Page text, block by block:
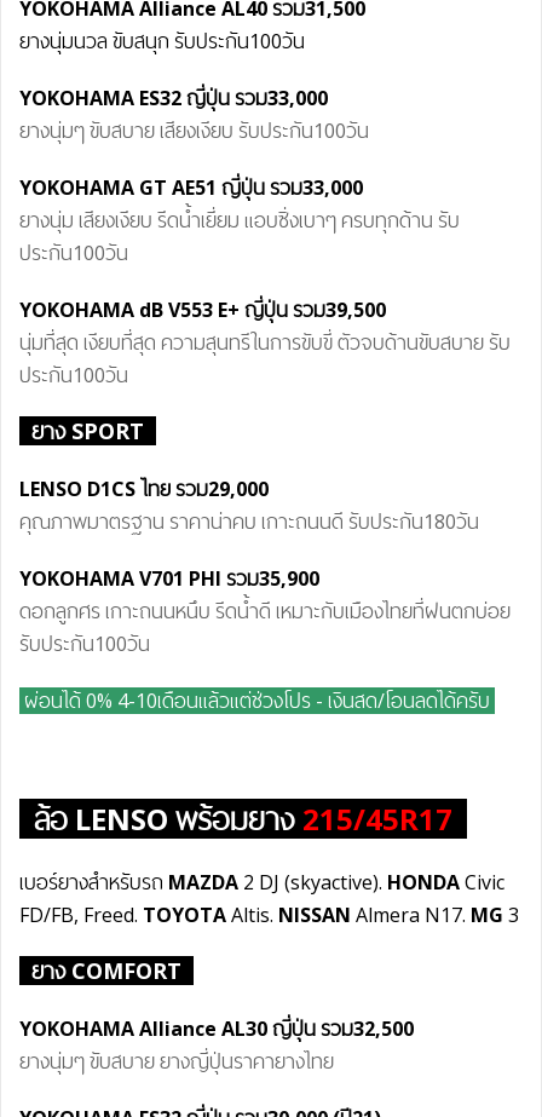
YOKOHAMA Alliance AL40รวม31,500
ยางนุ่มนวล ขับสนุก รับประกัน100วัน
YOKOHAMA ES32 ญี่ปุ่น รวม33,000
ยางนุ่มๆ ขับสบาย เสียงเงียบ รับประกัน100วัน
YOKOHAMA GT AE51 ญี่ปุ่นรวม33,000
ยางนุ่ม เสียงเงียบ รีดน้ำเยี่ยม แอบซิ่งเบาๆ ครบทุกด้าน รับ
ประกัน100วัน
YOKOHAMA dBV553 E+ ญี่ปุ่นรวม39,500
นุ่มที่สุด เงียบที่สุด ความสุนทรีในการขับขี่ ตัวจบด้านขับสบาย รับ
ประกัน100วัน
ยาง SPORT
LENSO D1CS ไทยรวม29,000
คุณภาพมาตรฐาน ราคาน่าคบ เกาะถนนดี รับประกัน180วัน
YOKOHAMA V701 PHI รวม35,900
ดอกลูกศร เกาะถนนหนึบ รีดน้ำดี เหมาะกับเมืองไทยที่ฝนตกบ่อย
รับประกัน100วัน
ผ่อนได้0% 4-10เดือนแล้วแต่ช่วงโปร - เงินสด/โอนลดได้ครับ
ล้อ LENSO พร้อมยาง 215/45R17
เบอร์ยางสำหรับรถ MAZDA 2 DJ (skyactive). HONDACivic
FD/FB, Freed. TOYOTAAltis. NISSAN Almera N17. MG 3
ยาง COMFORT
YOKOHAMA Alliance AL30 ญี่ปุ่นรวม32,500
ยางนุ่มๆ ขับสบาย ยางญี่ปุ่นราคายางไทย